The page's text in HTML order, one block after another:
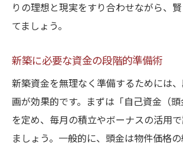
りの理想と現実をすり合わせながら、
てましょう。
新築に必要な資金の段階的準備術
新築資金を無理なく準備するためには
画が効果的です。まずは「自己資金（
を定め、毎月の積立やボーナスの活用
ましょう。一般的に、頭金は物件価格